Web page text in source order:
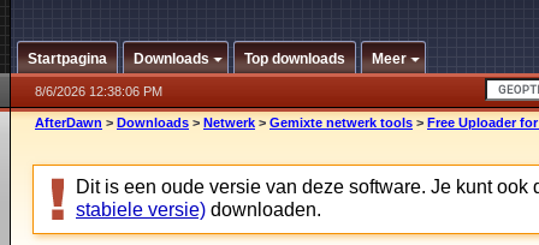
Startpagina Downloads Top downloads Meer
8/6/2026 12:38:06 PM
AfterDawn > Downloads > Netwerk > Gemixte netwerk tools > Free Uploader
Dit is een oude versie van deze software. Je kunt ook
stabiele versie) downloaden.